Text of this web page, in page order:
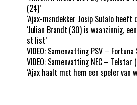
(24)’
‘Ajax-mandekker Josip Sutalo heeft
‘Julian Brandt (30) is waanzinnig,
stilist’
VIDEO: Samenvatting PSV –
VIDEO: Samenvatting NEC – Telstar
‘Ajax haalt met hem een speler van